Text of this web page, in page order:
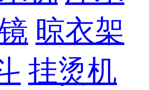
晾衣架
挂烫机